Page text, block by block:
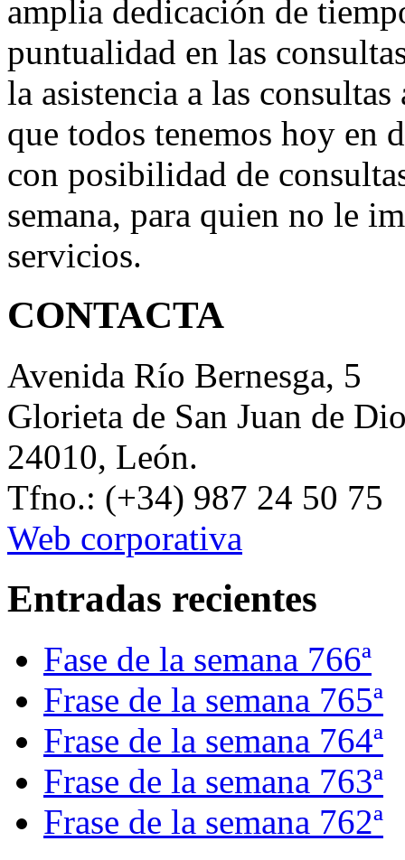
amplia dedicación de
puntualidad en las
la asistencia a las
que todos tenemos hoy en
con posibilidad de
semana, para quien no le
servicios.
CONTACTA
Avenida Río Bernesga, 5
Glorieta de San Juan de
24010, León.
Tfno.: (+34) 987 24 50 75
Web corporativa
Entradas recientes
Fase de la semana 766ª
Frase de la semana 765ª
Frase de la semana 764ª
Frase de la semana 763ª
Frase de la semana 762ª